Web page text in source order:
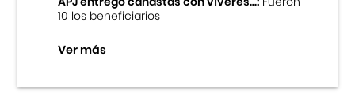
10 los beneficiarios
Ver más